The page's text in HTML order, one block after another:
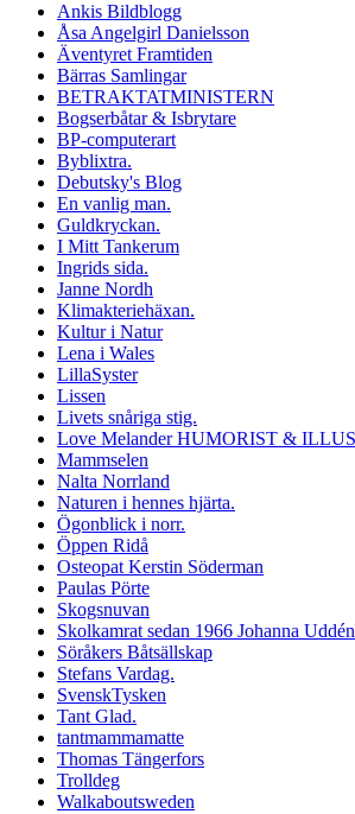
Ankis Bildblogg
Åsa Angelgirl Danielsson
Äventyret Framtiden
Bärras Samlingar
BETRAKTATMINISTERN
Bogserbåtar & Isbrytare
BP-computerart
Byblixtra.
Debutsky's Blog
En vanlig man.
Guldkryckan.
I Mitt Tankerum
Ingrids sida.
Janne Nordh
Klimakteriehäxan.
Kultur i Natur
Lena i Wales
LillaSyster
Lissen
Livets snåriga stig.
Love Melander HUMORIST &
Mammselen
Nalta Norrland
Naturen i hennes hjärta.
Ögonblick i norr.
Öppen Ridå
Osteopat Kerstin Söderman
Paulas Pörte
Skogsnuvan
Skolkamrat sedan 1966 Johanna Uddén
Söråkers Båtsällskap
Stefans Vardag.
SvenskTysken
Tant Glad.
tantmammamatte
Thomas Tängerfors
Trolldeg
Walkaboutsweden